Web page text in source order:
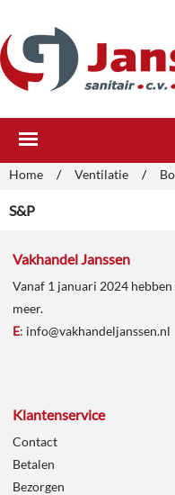
Home / Ventilatie /
S&P
Vakhandel Janssen
Vanaf 1 januari 2024
meer.
E: info@vakhandeljanssen.nl
Klantenservice
Contact
Betalen
Bezorgen